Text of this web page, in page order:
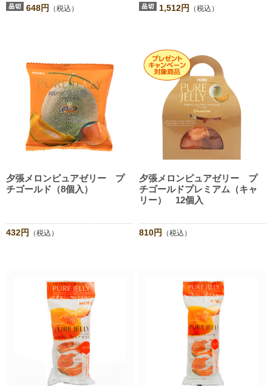
648円 （税込） 1,512円 （税込）
夕張メロンピュアゼリー プ
チゴールド（8個入）
432円 （税込）
夕張メロンピュアゼリー プ
チゴールドプレミアム（キャ
リー） 12個入
810円 （税込）